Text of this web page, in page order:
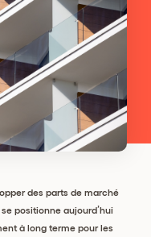
des parts de marché
positionne aujourd’hui
à long terme pour les